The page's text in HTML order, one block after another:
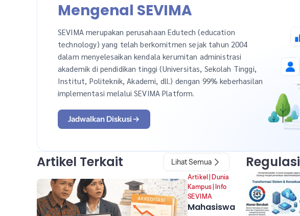
Mengenal SEVIMA
SEVIMA merupakan perusahaan Edutech (education
technology) yang telah berkomitmen sejak tahun 2004
dalam menyelesaikan kendala kerumitan administrasi
akademik di pendidikan tinggi (Universitas, Sekolah Tinggi,
Institut, Politeknik, Akademi, dll.) dengan 99% keberhasilan
implementasi melalui SEVIMA Platform.
Jadwalkan Diskusi
Artikel Terkait Lihat Semua
Artikel
Dunia
Kampus|
Info
SEVIMA
Mahasiswa
Regulasi